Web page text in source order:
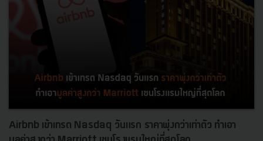
Airbnb เข้าเทรด Nasdaq วันแรก ราคาพุ่งกว่าเท่าตัว ทำเอา